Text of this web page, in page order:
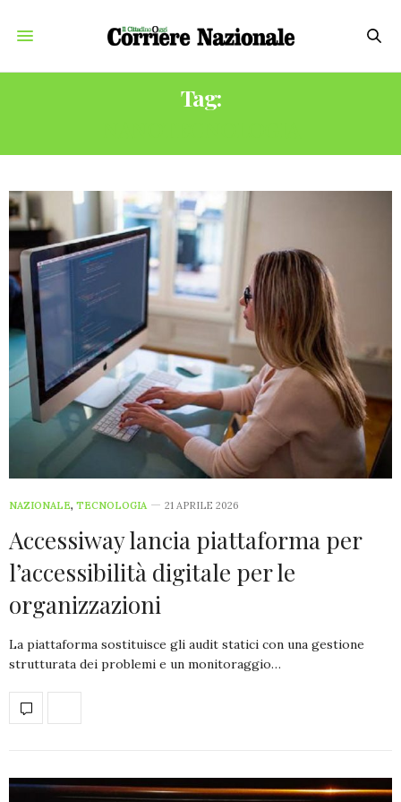
Tag:
NAZIONALE, TECNOLOGIA 21 APRILE 2026
Accessiway lancia piattaforma per
l’accessibilità digitale per le
organizzazioni
La piattaforma sostituisce gli audit statici con una gestione
strutturata dei problemi e un monitoraggio…